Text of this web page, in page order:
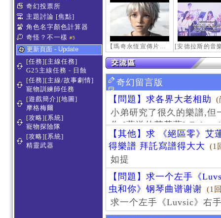
奇幻投票所
主題討論 [焦點]
角色名字顏色計算器
奇怪？不一樣 #5
更新頁面 - Update
[任務][主線任務]
G25主線任務 - 日蝕
[任務][主線/故事劇情]
寵物訓練師任務
[遊戲簡介][地圖]
摩格梅爾
[攻略][系統]
寵物探險隊
[攻略][系統]
精靈武器
【瑪奇永恆宣傳片】最初的感動
奇幻留言版
【問題】求各界大老相助
(
小弟研究了很久的樂譜,但
作 [葬送的芙莉蓮]-
【其他】求 《絕區零》艾
得樂譜 拜託寫譜得大大
(1
如提
【問題】求一个左手《
虫和你》钢琴曲谱谢谢 (1
求一个左手《Luvsic》右